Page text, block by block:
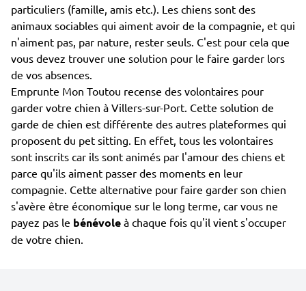
particuliers (famille, amis etc.). Les chiens sont des
animaux sociables qui aiment avoir de la compagnie, et qui
n'aiment pas, par nature, rester seuls. C'est pour cela que
vous devez trouver une solution pour le faire garder lors
de vos absences.
Emprunte Mon Toutou recense des volontaires pour
garder votre chien à Villers-sur-Port. Cette solution de
garde de chien est différente des autres plateformes qui
proposent du pet sitting. En effet, tous les volontaires
sont inscrits car ils sont animés par l'amour des chiens et
parce qu'ils aiment passer des moments en leur
compagnie. Cette alternative pour faire garder son chien
s'avère être économique sur le long terme, car vous ne
payez pas le bénévole à chaque fois qu'il vient s'occuper
de votre chien.